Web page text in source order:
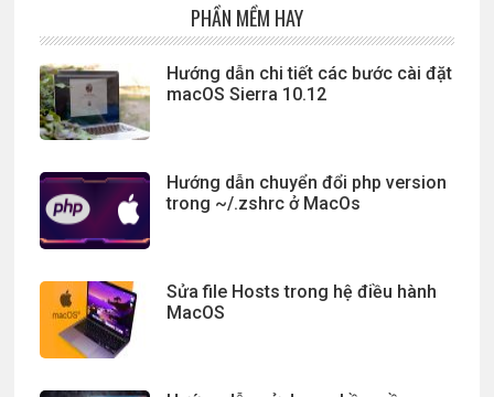
PHẦN MỀM HAY
Hướng dẫn chi tiết các bước cài đặt
macOS Sierra 10.12
Hướng dẫn chuyển đổi php version
trong ~/.zshrc ở MacOs
Sửa file Hosts trong hệ điều hành
MacOS